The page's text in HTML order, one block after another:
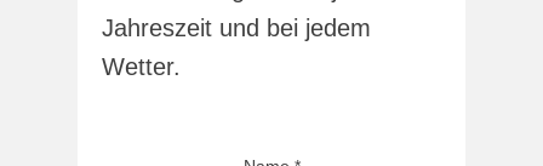
Jahreszeit und bei jedem
Wetter.